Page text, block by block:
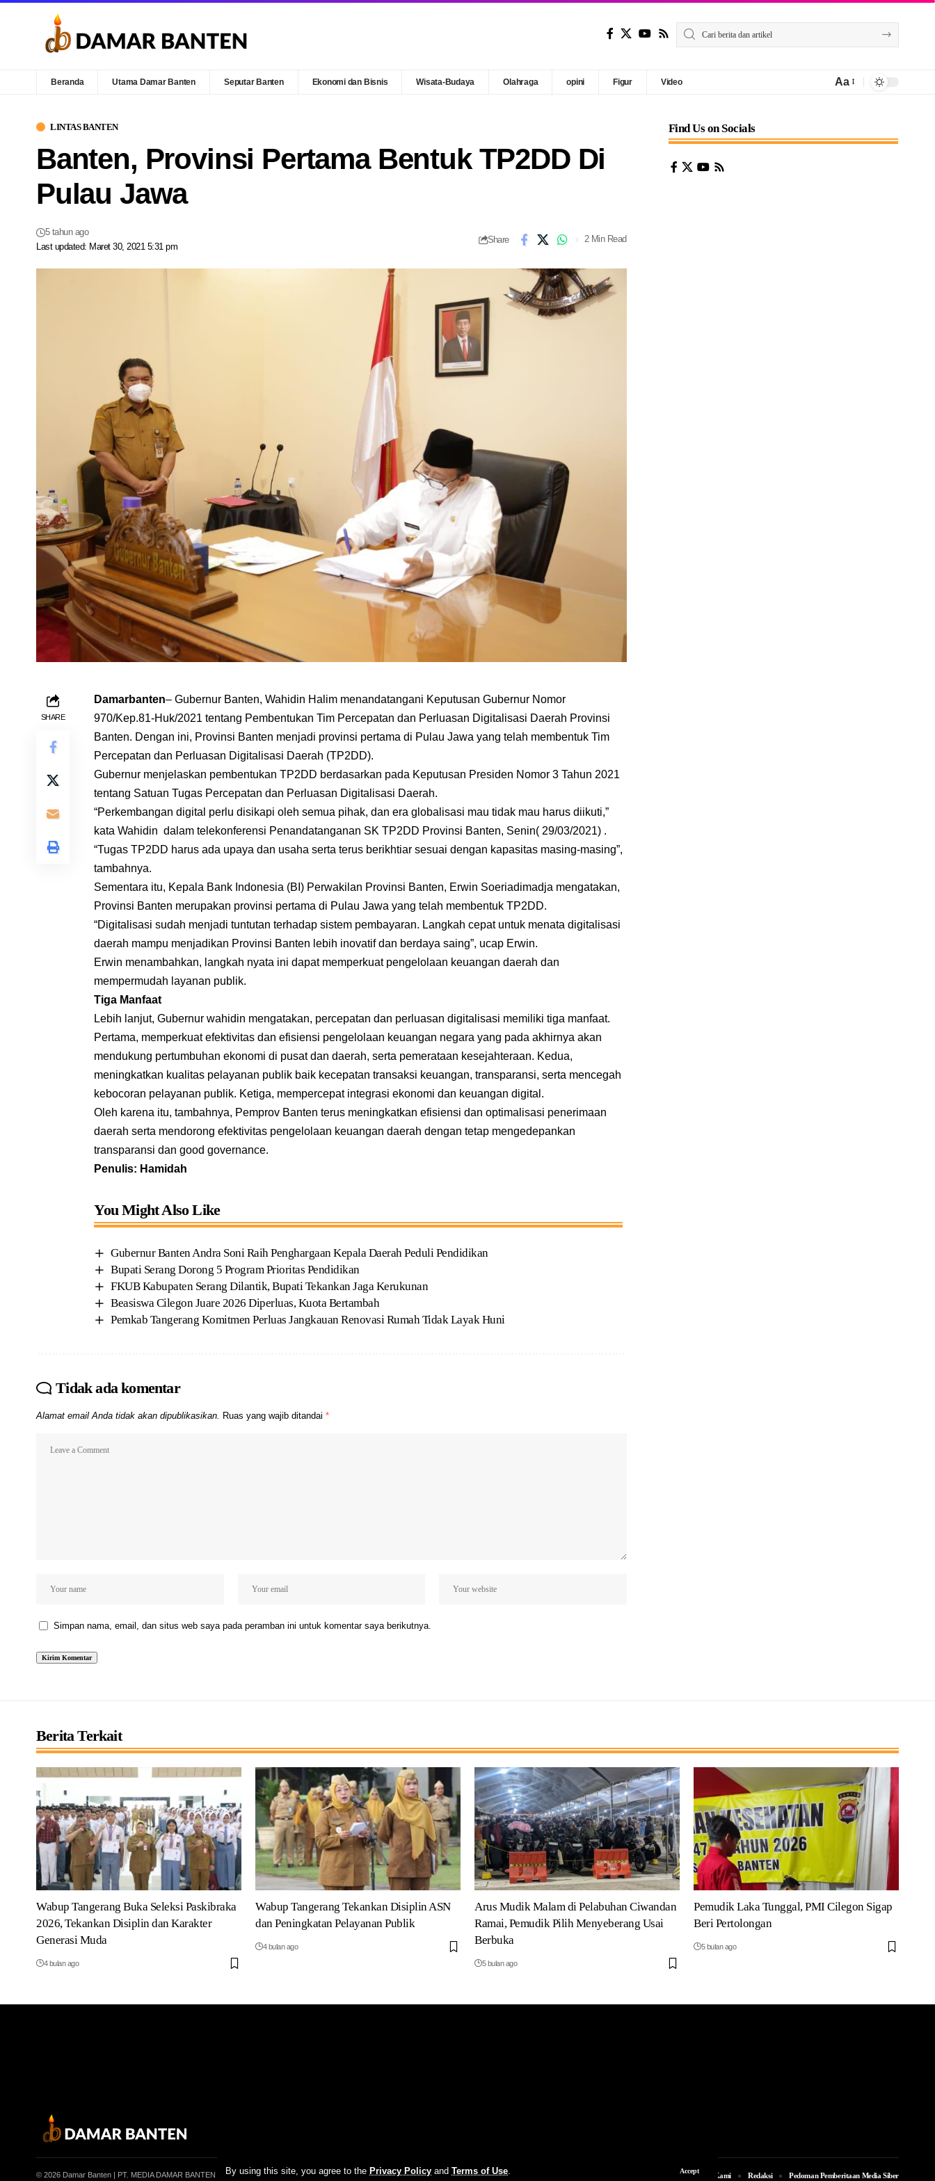
By using this site, you agree to the Privacy Policy and Terms of Use. Accept
Beranda Utama Damar Banten Seputar Banten Ekonomi dan Bisnis Wisata-Budaya Olahraga opini Figur Video Aa
LINTAS BANTEN
Banten, Provinsi Pertama Bentuk TP2DD Di
Pulau Jawa
Last updated: Maret 30, 2021 5:31 pm
5 tahun ago
Share 2 Min Read
SHARE
Damarbanten– Gubernur Banten, Wahidin Halim menandatangani Keputusan Gubernur Nomor
970/Kep.81-Huk/2021 tentang Pembentukan Tim Percepatan dan Perluasan Digitalisasi Daerah Provinsi
Banten. Dengan ini, Provinsi Banten menjadi provinsi pertama di Pulau Jawa yang telah membentuk Tim
Percepatan dan Perluasan Digitalisasi Daerah (TP2DD).
Gubernur menjelaskan pembentukan TP2DD berdasarkan pada Keputusan Presiden Nomor 3 Tahun 2021
tentang Satuan Tugas Percepatan dan Perluasan Digitalisasi Daerah.
“Perkembangan digital perlu disikapi oleh semua pihak, dan era globalisasi mau tidak mau harus diikuti,”
kata Wahidin dalam telekonferensi Penandatanganan SK TP2DD Provinsi Banten, Senin( 29/03/2021) .
“Tugas TP2DD harus ada upaya dan usaha serta terus berikhtiar sesuai dengan kapasitas masing-masing”,
tambahnya.
Sementara itu, Kepala Bank Indonesia (BI) Perwakilan Provinsi Banten, Erwin Soeriadimadja mengatakan,
Provinsi Banten merupakan provinsi pertama di Pulau Jawa yang telah membentuk TP2DD.
“Digitalisasi sudah menjadi tuntutan terhadap sistem pembayaran. Langkah cepat untuk menata digitalisasi
daerah mampu menjadikan Provinsi Banten lebih inovatif dan berdaya saing”, ucap Erwin.
Erwin menambahkan, langkah nyata ini dapat memperkuat pengelolaan keuangan daerah dan
mempermudah layanan publik.
Tiga Manfaat
Lebih lanjut, Gubernur wahidin mengatakan, percepatan dan perluasan digitalisasi memiliki tiga manfaat.
Pertama, memperkuat efektivitas dan efisiensi pengelolaan keuangan negara yang pada akhirnya akan
mendukung pertumbuhan ekonomi di pusat dan daerah, serta pemerataan kesejahteraan. Kedua,
meningkatkan kualitas pelayanan publik baik kecepatan transaksi keuangan, transparansi, serta mencegah
kebocoran pelayanan publik. Ketiga, mempercepat integrasi ekonomi dan keuangan digital.
Oleh karena itu, tambahnya, Pemprov Banten terus meningkatkan efisiensi dan optimalisasi penerimaan
daerah serta mendorong efektivitas pengelolaan keuangan daerah dengan tetap mengedepankan
transparansi dan good governance.
Penulis: Hamidah
You Might Also Like
Gubernur Banten Andra Soni Raih Penghargaan Kepala Daerah Peduli Pendidikan
Bupati Serang Dorong 5 Program Prioritas Pendidikan
FKUB Kabupaten Serang Dilantik, Bupati Tekankan Jaga Kerukunan
Beasiswa Cilegon Juare 2026 Diperluas, Kuota Bertambah
Pemkab Tangerang Komitmen Perluas Jangkauan Renovasi Rumah Tidak Layak Huni
Tidak ada komentar
Alamat email Anda tidak akan dipublikasikan. Ruas yang wajib ditandai *
Simpan nama, email, dan situs web saya pada peramban ini untuk komentar saya berikutnya.
Find Us on Socials
Berita Terkait
Wabup Tangerang Buka Seleksi Paskibraka
2026, Tekankan Disiplin dan Karakter
Generasi Muda
4 bulan ago
Wabup Tangerang Tekankan Disiplin ASN
dan Peningkatan Pelayanan Publik
4 bulan ago
Arus Mudik Malam di Pelabuhan Ciwandan
Ramai, Pemudik Pilih Menyeberang Usai
Berbuka
5 bulan ago
Pemudik Laka Tunggal, PMI Cilegon Sigap
Beri Pertolongan
5 bulan ago
© 2026 Damar Banten | PT. MEDIA DAMAR BANTEN Jalan Jakarta KM 5, Lingkungan Parung No. 7B Kota Serang Provinsi Banten Tentang Kami Redaksi Pedoman Pemberitaan Media Siber